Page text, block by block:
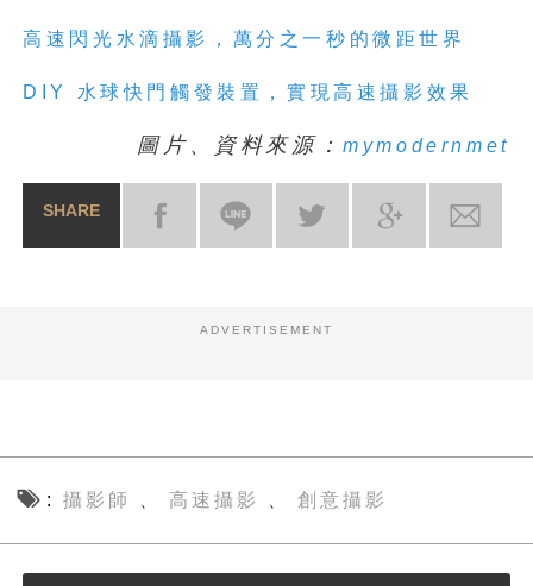
高速 閃光水滴攝影，萬分之一秒的微距世界
DIY 水球快門觸發裝置，實現高速攝影效果
圖片、資料來源：mymodernmet
SHARE
ADVERTISEMENT
攝影師 、高速攝影 創意攝影